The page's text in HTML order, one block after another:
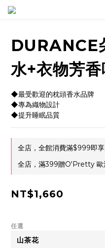
DURANCE
水+衣物芳
◆最受歡迎的枕頭香水品牌
◆專為織物設計
◆提升睡眠品質
全店，全館消費滿$999即
全店，滿399贈O'Pretty 歐
NT$1,660
任選